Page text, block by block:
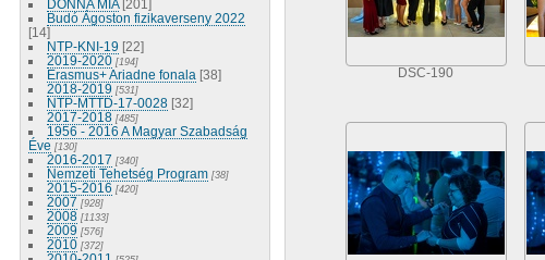
DONNA MIA [201]
Budó Ágoston fizikaverseny 2022
[14]
NTP-KNI-19 [22]
2019-2020 [194]
Erasmus+ Ariadne fonala [38]
2018-2019 [531]
NTP-MTTD-17-0028 [32]
2017-2018 [485]
1956 - 2016 A Magyar Szabadság
Éve [130]
2016-2017 [340]
Nemzeti Tehetség Program [38]
2015-2016 [420]
2007 [928]
2008 [1133]
2009 [576]
2010 [372]
DSC-190